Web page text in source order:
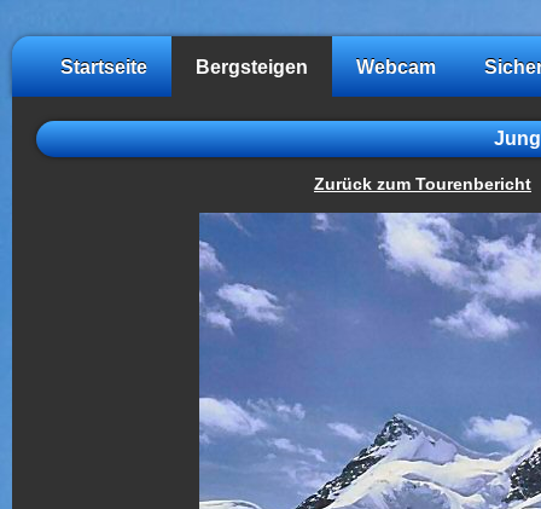
Startseite Bergsteigen Webcam
Zurück zum Tourenbericht